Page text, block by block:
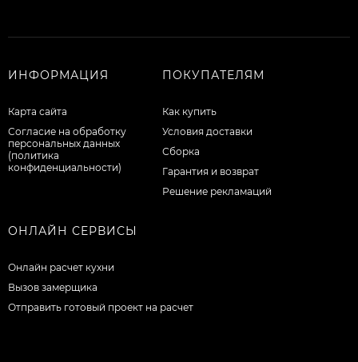
ИНФОРМАЦИЯ
Карта сайта
Согласие на обработку
персональных данных
(политика
конфиденциальности)
ПОКУПАТЕЛЯМ
Как купить
Условия доставки
Сборка
Гарантия и возврат
Решение рекламаций
ОНЛАЙН СЕРВИСЫ
Онлайн расчет кухни
Вызов замерщика
Отправить готовый проект на расчет